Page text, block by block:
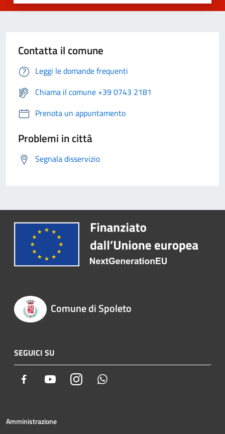
Contatta il comune
Leggi le domande frequenti
Chiama il comune +39 0743 2181
Prenota un appuntamento
Problemi in città
Segnala disservizio
Comune di Spoleto
SEGUICI SU
Facebook YoutubeInstagram
Amministrazione